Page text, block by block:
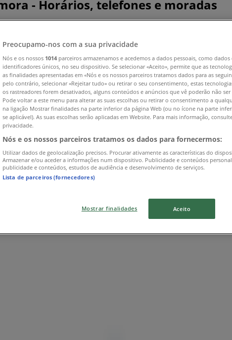
- Horários, telefones e moradas
Preocupamo-nos com a sua privacidade
Nós e os nossos 1014 parceiros armazenamos e acedemos a dados pessoais, como
identificadores únicos, no seu dispositivo. Se selecionar «Aceito», permite que as
as finalidades apresentadas em «Nós e os nossos parceiros tratamos dados para as
pelo contrário, selecionar «Rejeitar tudo» ou retirar o seu consentimento, estas
os rastreadores forem desativados, alguns conteúdos e anúncios que vê poderão não
Pode voltar a este menu para alterar as suas escolhas ou retirar o consentimento a
na ligação Mostrar finalidades na parte inferior da página Web (ou no ícone na parte
se aplicável). As suas escolhas serão aplicadas em Website. Para mais informação,
privacidade.
Nós e os nossos parceiros tratamos os dados para fornecermos:
Utilizar dados de geolocalização precisos. Procurar ativamente as características do
Armazenar e/ou aceder a informações num dispositivo. Publicidade e conteúdos
publicidade e conteúdos, estudos de audiência e desenvolvimento de serviços.
Lista de parceiros (fornecedores)
Mostrar finalidades Aceito